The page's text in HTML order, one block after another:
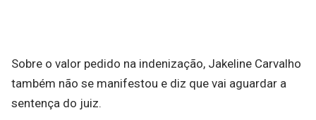
Sobre o valor pedido na indenização, Jakeline Carvalho
também não se manifestou e diz que vai aguardar a
sentença do juiz.